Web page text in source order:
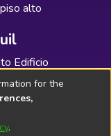
alto
Edificio
for the
.